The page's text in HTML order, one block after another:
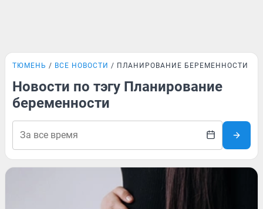
ТЮМЕНЬ ВСЕ НОВОСТИ ПЛАНИРОВАНИЕ БЕРЕМЕННОСТИ
Новости по тэгу Планирование
беременности